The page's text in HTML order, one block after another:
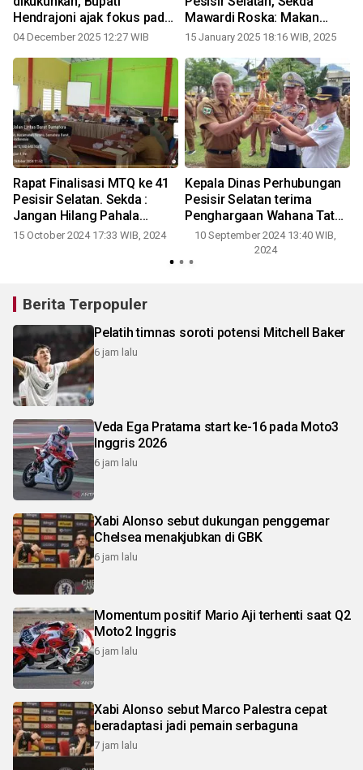
Hendrajoni ajak fokus pada
prestasi
04 December 2025 12:27 WIB
Mawardi Roska: Makan
Bergizi Gratis Adalah
15 January 2025 18:16 WIB, 2025
Rapat Finalisasi MTQ ke 41
Pesisir Selatan. Sekda :
Jangan Hilang Pahala
karena Piala
15 October 2024 17:33 WIB, 2024
Kepala Dinas Perhubungan
Pesisir Selatan terima
Penghargaan Wahana Tata
Nugraha
10 September 2024 13:40 WIB,
2024
Berita Terpopuler
Pelatih timnas soroti potensi Mitchell Baker
6 jam lalu
Veda Ega Pratama start ke-16 pada Moto3
Inggris 2026
6 jam lalu
Xabi Alonso sebut dukungan penggemar
Chelsea menakjubkan di GBK
6 jam lalu
Momentum positif Mario Aji terhenti saat Q2
Moto2 Inggris
6 jam lalu
Xabi Alonso sebut Marco Palestra cepat
beradaptasi jadi pemain serbaguna
7 jam lalu